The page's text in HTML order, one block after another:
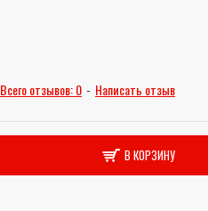
Всего отзывов: 0 - Написать отзыв
В КОРЗИНУ